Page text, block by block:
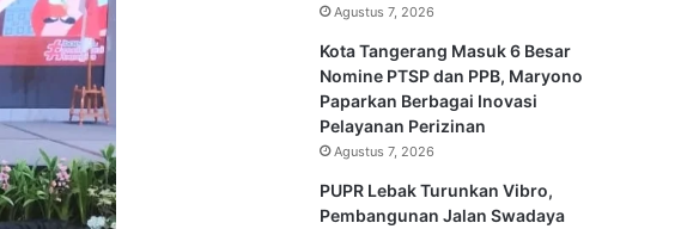
Agustus 7, 2026
Kota Tangerang Masuk 6 Besar
Nomine PTSP dan PPB, Maryono
Paparkan Berbagai Inovasi
Pelayanan Perizinan
Agustus 7, 2026
PUPR Lebak Turunkan Vibro,
Pembangunan Jalan Swadaya